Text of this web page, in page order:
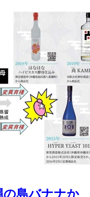
の島バナナか